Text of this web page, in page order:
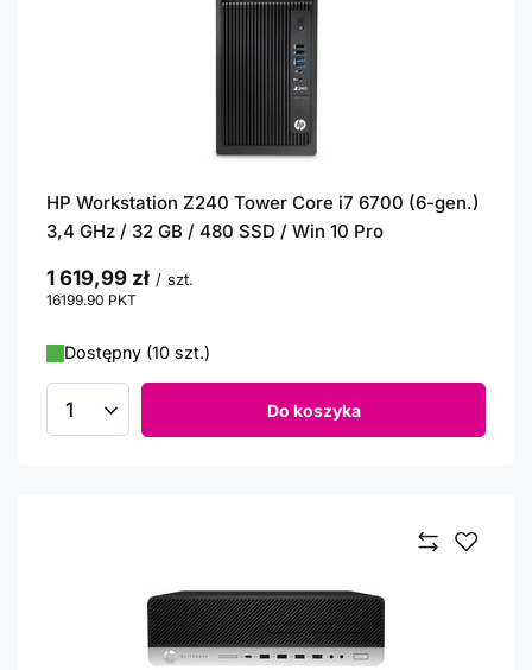
HP Workstation Z240 Tower Core i7 6700 (6-gen.)
3,4 GHz / 32 GB / 480 SSD / Win 10 Pro
1 619,99 zł / szt.
16199.90 PKT
Dostępny (10 szt.)
Ilość produktów Do koszyka